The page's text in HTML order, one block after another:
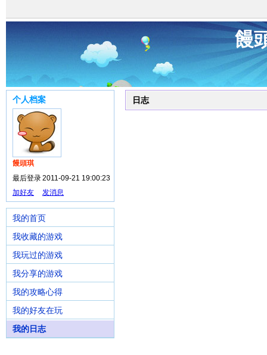
饅
个人档案
饅頭琪
最后登录2011-09-21 19:00:23
加好友
发消息
我的首页
我收藏的游戏
我玩过的游戏
我分享的游戏
我的攻略心得
我的好友在玩
我的日志
日志